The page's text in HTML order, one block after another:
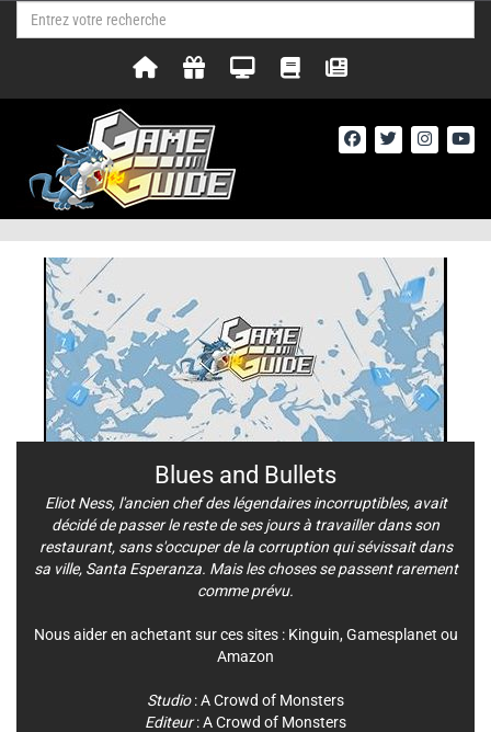
Blues and Bullets
Eliot Ness, l'ancien chef des légendaires incorruptibles, avait
décidé de passer le reste de ses jours à travailler dans son
restaurant, sans s'occuper de la corruption qui sévissait dans
sa ville, Santa Esperanza. Mais les choses se passent rarement
comme prévu.
Nous aider en achetant sur ces sites : Kinguin, Gamesplanet ou
Amazon
Studio:A Crowd of Monsters
Editeur:A Crowd of Monsters